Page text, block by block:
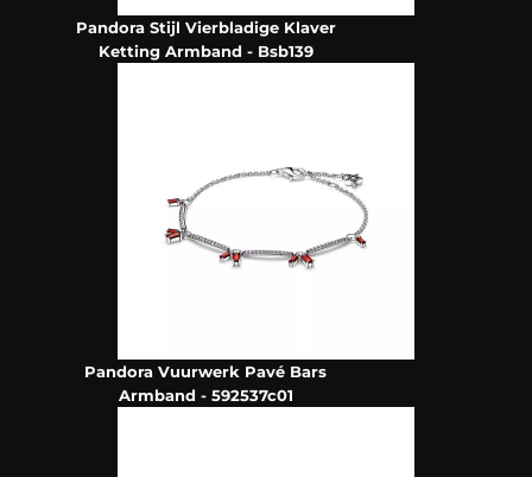
Pandora Stijl Vierbladige Klaver
Ketting Armband - Bsb139
Pandora Vuurwerk Pavé Bars
Armband - 592537c01